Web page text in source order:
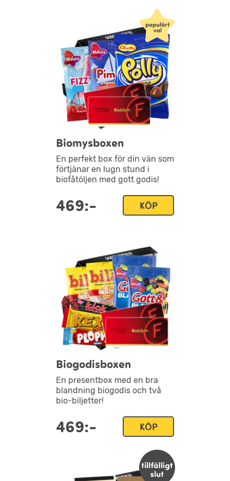
Biomysboxen
En perfekt box för din vän som
förtjänar en lugn stund i
biofåtöljen med gott godis!
469:- KÖP
Biogodisboxen
En presentbox med en bra
blandning biogodis och två
bio-biljetter!
469:- KÖP